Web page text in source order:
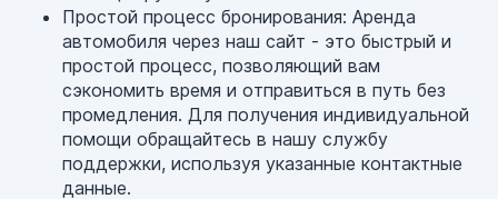
Простой процесс бронирования: Аренда
автомобиля через наш сайт - это быстрый и
простой процесс, позволяющий вам
сэкономить время и отправиться в путь без
промедления. Для получения индивидуальной
помощи обращайтесь в нашу службу
поддержки, используя указанные контактные
данные.